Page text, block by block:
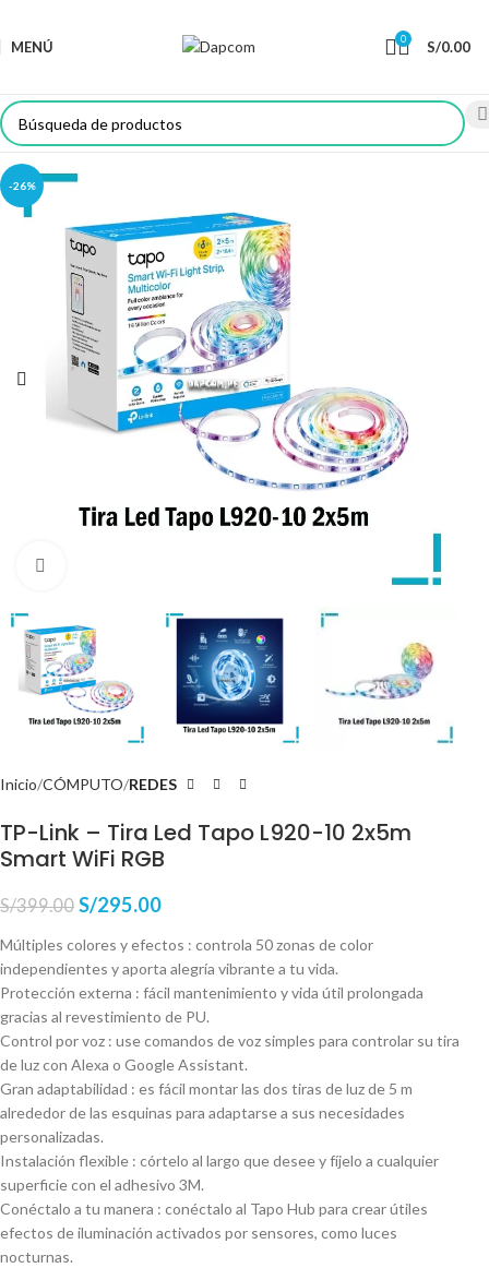
MENÚ 0 S/0.00
-26%
Inicio CÓMPUTO REDES
TP-Link – Tira Led Tapo L920-10 2x5m
Smart WiFi RGB
S/399.00 S/295.00
Múltiples colores y efectos : controla 50 zonas de color
independientes y aporta alegría vibrante a tu vida.
Protección externa : fácil mantenimiento y vida útil prolongada
gracias al revestimiento de PU.
Control por voz : use comandos de voz simples para controlar su tira
de luz con Alexa o Google Assistant.
Gran adaptabilidad : es fácil montar las dos tiras de luz de 5 m
alrededor de las esquinas para adaptarse a sus necesidades
personalizadas.
Instalación flexible : córtelo al largo que desee y fíjelo a cualquier
superficie con el adhesivo 3M.
Conéctalo a tu manera : conéctalo al Tapo Hub para crear útiles
efectos de iluminación activados por sensores, como luces
nocturnas.